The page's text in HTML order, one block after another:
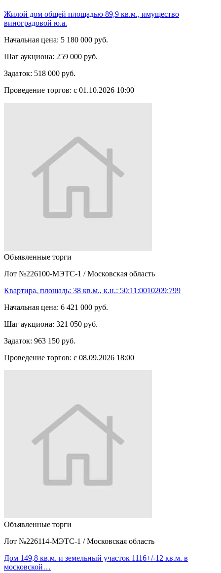
Жилой дом общей площадью 89,9 кв.м., имущество
виноградовой ю.а.
Начальная цена: 5 180 000 руб.
Шаг аукциона: 259 000 руб.
Задаток: 518 000 руб.
Проведение торгов: с 01.10.2026 10:00
Объявленные торги
Лот №226100-МЭТС-1 / Московская область
Квартира, площадь: 38 кв.м., к.н.: 50:11:0010209:799
Начальная цена: 6 421 000 руб.
Шаг аукциона: 321 050 руб.
Задаток: 963 150 руб.
Проведение торгов: с 08.09.2026 18:00
Объявленные торги
Лот №226114-МЭТС-1 / Московская область
Дом 149,8 кв.м. и земельный участок 1116+/-12 кв.м. в
московской…